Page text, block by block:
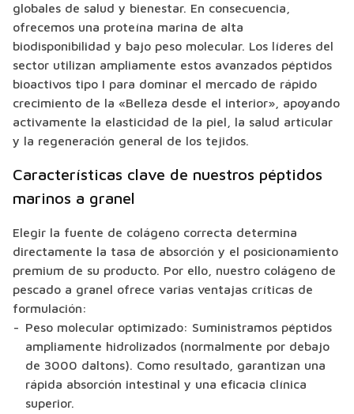
globales de salud y bienestar. En consecuencia,
ofrecemos una proteína marina de alta
biodisponibilidad y bajo peso molecular. Los líderes del
sector utilizan ampliamente estos avanzados péptidos
bioactivos tipo I para dominar el mercado de rápido
crecimiento de la «Belleza desde el interior», apoyando
activamente la elasticidad de la piel, la salud articular
y la regeneración general de los tejidos.
Características clave de nuestros péptidos
marinos a granel
Elegir la fuente de colágeno correcta determina
directamente la tasa de absorción y el posicionamiento
premium de su producto. Por ello, nuestro colágeno de
pescado a granel ofrece varias ventajas críticas de
formulación:
Peso molecular optimizado: Suministramos péptidos
ampliamente hidrolizados (normalmente por debajo
de 3000 daltons). Como resultado, garantizan una
rápida absorción intestinal y una eficacia clínica
superior.